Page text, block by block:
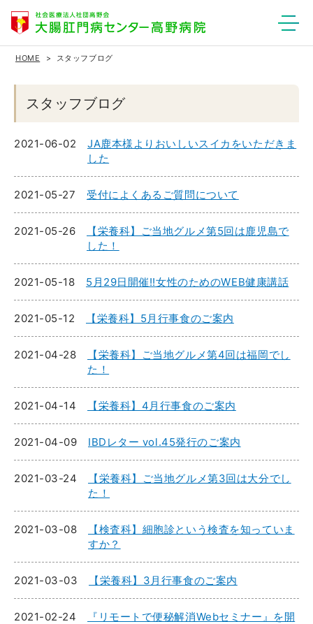
HOME スタッフブログ
スタッフブログ
2021-06-02
JA鹿本様よりおいしいスイカをいただきま
した
2021-05-27 受付によくあるご質問について
2021-05-26
【栄養科】ご当地グルメ第5回は鹿児島で
した！
2021-05-18 5月29日開催!!女性のためのWEB健康講話
2021-05-12 【栄養科】5月行事食のご案内
2021-04-28
【栄養科】ご当地グルメ第4回は福岡でし
た！
2021-04-14 【栄養科】4月行事食のご案内
2021-04-09 IBDレター vol.45発行のご案内
2021-03-24
【栄養科】ご当地グルメ第3回は大分でし
た！
2021-03-08
【検査科】細胞診という検査を知っていま
すか？
2021-03-03 【栄養科】3月行事食のご案内
2021-02-24
『リモートで便秘解消Webセミナー』を開